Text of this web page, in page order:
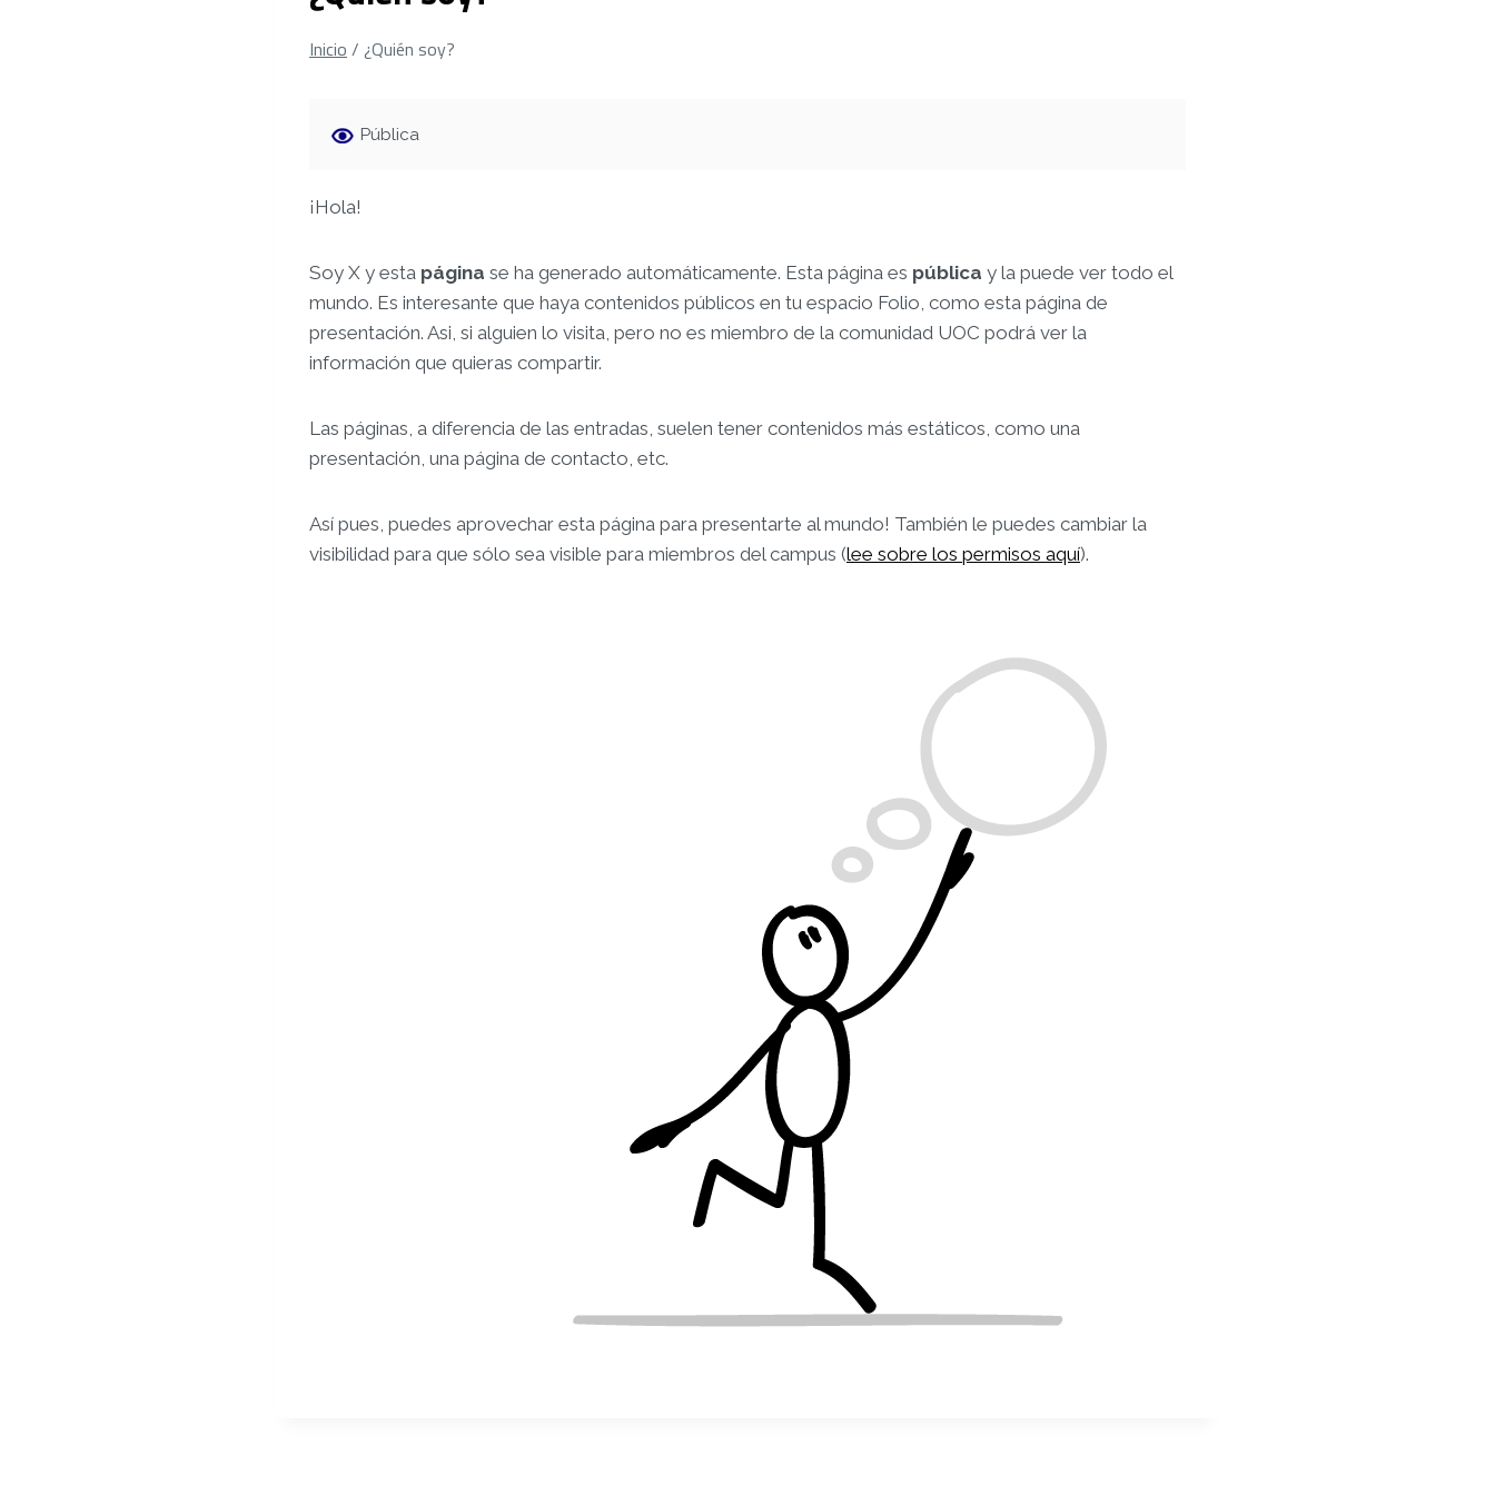
Inicio / ¿Quién soy?
Pública
¡Hola!
Soy X y esta página se ha generado automáticamente. Esta página es pública y la puede ver todo el
mundo. Es interesante que haya contenidos públicos en tu espacio Folio, como esta página de
presentación. Asi, si alguien lo visita, pero no es miembro de la comunidad UOC podrá ver la
información que quieras compartir.
Las páginas, a diferencia de las entradas, suelen tener contenidos más estáticos, como una
presentación, una página de contacto, etc.
Así pues, puedes aprovechar esta página para presentarte al mundo! También le puedes cambiar la
visibilidad para que sólo sea visible para miembros del campus (lee sobre los permisos aquí).